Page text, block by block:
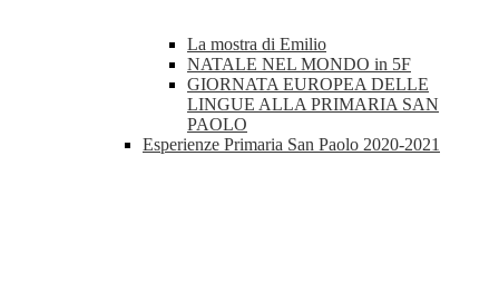
La mostra di Emilio
NATALE NEL MONDO in 5F
GIORNATA EUROPEA DELLE
LINGUE ALLA PRIMARIA SAN
PAOLO
Esperienze Primaria San Paolo 2020-2021